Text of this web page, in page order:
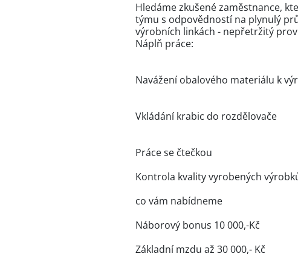
Hledáme zkušené zaměstnance,
týmu s odpovědností na plynulý
výrobních linkách - nepřetržitý
Náplň práce:
Navážení obalového materiálu k
Vkládání krabic do rozdělovače
Práce se čtečkou
Kontrola kvality vyrobených
co vám nabídneme
Náborový bonus 10 000,-Kč
Základní mzdu až 30 000,- Kč